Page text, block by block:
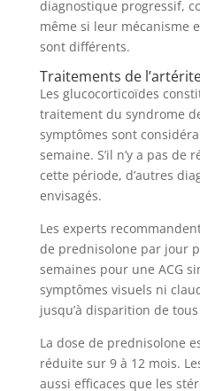
diagnostique progressif,
même si leur mécanisme
sont différents.
Traitements de
Les glucocorticoïdes
traitement du syndrome
symptômes sont
semaine. S’il n’y a pas
cette période, d’autres
envisagés.
Les experts
de prednisolone par jour
semaines pour une ACG
symptômes visuels ni
jusqu’à disparition de
La dose de prednisolone
réduite sur 9 à 12 mois.
aussi efficaces que les